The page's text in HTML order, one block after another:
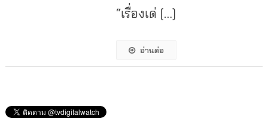
“เรื่องเด่ […]
อ่านต่อ